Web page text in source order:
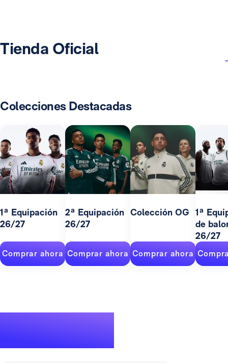
Tienda Oficial
Colecciones Destacadas
1ª Equipación
26/27
Comprar ahora
2ª Equipación
26/27
Comprar ahora
Colección OG
Comprar ahora
1ª
de
26/27